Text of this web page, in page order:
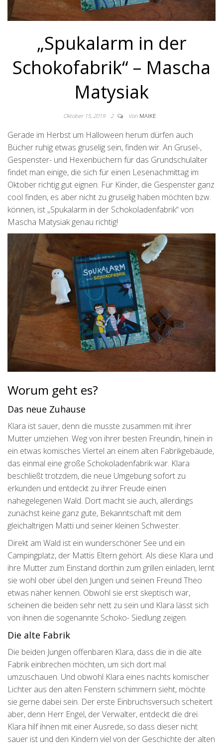
„Spukalarm in der
Schokofabrik“ – Mascha
Matysiak
Oktober 15, 2019 2 Von MAIKE
Gerade im Herbst um Halloween herum dürfen auch
Bücher ruhig etwas gruselig sein, finden wir. An Grusel-,
Gespenster- und Hexenbüchern für das Grundschulalter
findet man einige, die sich für einen Lesenachmittag im
Oktober richtig gut eignen. Für Kinder, die Gespenster ganz
cool finden, es aber nicht zu gruselig haben möchten bzw.
können, ist „Spukalarm in der Schokoladenfabrik“ von
Mascha Matysiak genau richtig!
Worum geht es?
Das neue Zuhause
Klara ist sauer, denn die musste zusammen mit ihrer
Mutter umziehen. Weg von ihrer besten Freundin, hinein in
ein etwas komisches Viertel an einem alten Fabrikgebäude,
das einmal eine große Schokoladenfabrik war. Klara
beschließt trotzdem, die neue Umgebung sofort zu
erkunden und entdeckt zu ihrer Freude einen
nahegelegenen Wald. Dort macht sie auch, allerdings
zunächst keine ganz gute, Bekanntschaft mit dem
gleichaltrigen Matti und seiner kleinen Schwester.
Direkt am Wald ist ein wunderschöner See und ein
Campingplatz, der Mattis Eltern gehört. Als diese Klara und
ihre Mutter zum Einstand dorthin zum grillen einladen, lernt
sie wohl ober übel den Jungen und seinen Freund Theo
etwas näher kennen. Obwohl sie erst skeptisch war,
scheinen die beiden sehr nett zu sein und Klara lässt sich
von ihnen die sogenannte Schoko- Siedlung zeigen.
Die alte Fabrik
Die beiden Jungen offenbaren Klara, dass die in die alte
Fabrik einbrechen möchten, um sich dort mal
umzuschauen. Und obwohl Klara eines nachts komischer
Lichter aus den alten Fenstern schimmern sieht, möchte
sie gerne dabei sein. Der erste Einbruchsversuch scheitert
aber, denn Herr Engel, der Verwalter, entdeckt die drei.
Klara hilf ihnen mit einer Ausrede, so dass dieser nicht
sauer ist und den Kindern viel von der Geschichte der alten